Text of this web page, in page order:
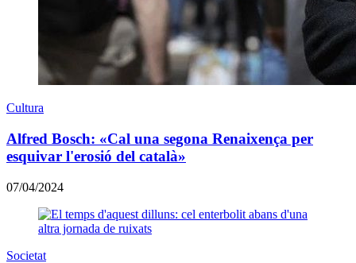
Cultura
Alfred Bosch: «Cal una segona Renaixença per
esquivar l'erosió del català»
07/04/2024
Societat